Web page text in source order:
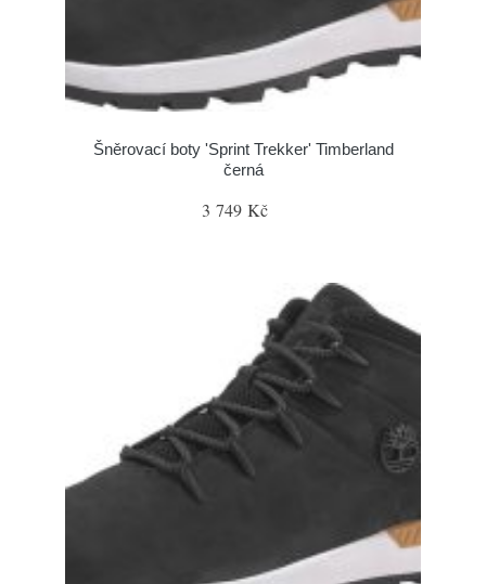
Šněrovací boty 'Sprint Trekker' Timberland
černá
3 749 Kč